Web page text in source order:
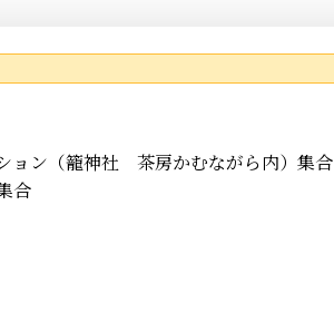
ョン（籠神社 茶房かむながら内）集合
合